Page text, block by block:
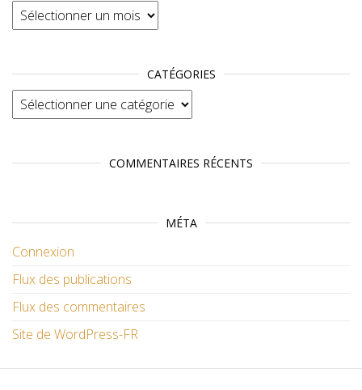
Archives
CATÉGORIES
Catégories
COMMENTAIRES RÉCENTS
MÉTA
Connexion
Flux des publications
Flux des commentaires
Site de WordPress-FR